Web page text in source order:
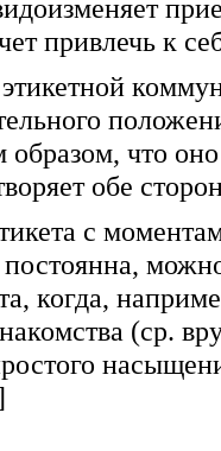
привлечь к
образом, что
обе
с
когда,
(ср.